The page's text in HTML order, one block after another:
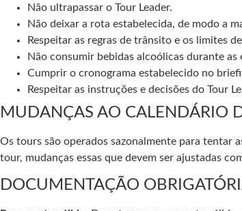
Não ultrapassar o Tour Leader.
Não deixar a rota estabelecida, de modo a
Respeitar as regras de trânsito e os limites
Não consumir bebidas alcoólicas durante as
Cumprir o cronograma estabelecido no
Respeitar as instruções e decisões do Tour
MUDANÇAS AO CALENDÁRIO
Os tours são operados sazonalmente para tentar
tour, mudanças essas que devem ser ajustadas
DOCUMENTAÇÃO